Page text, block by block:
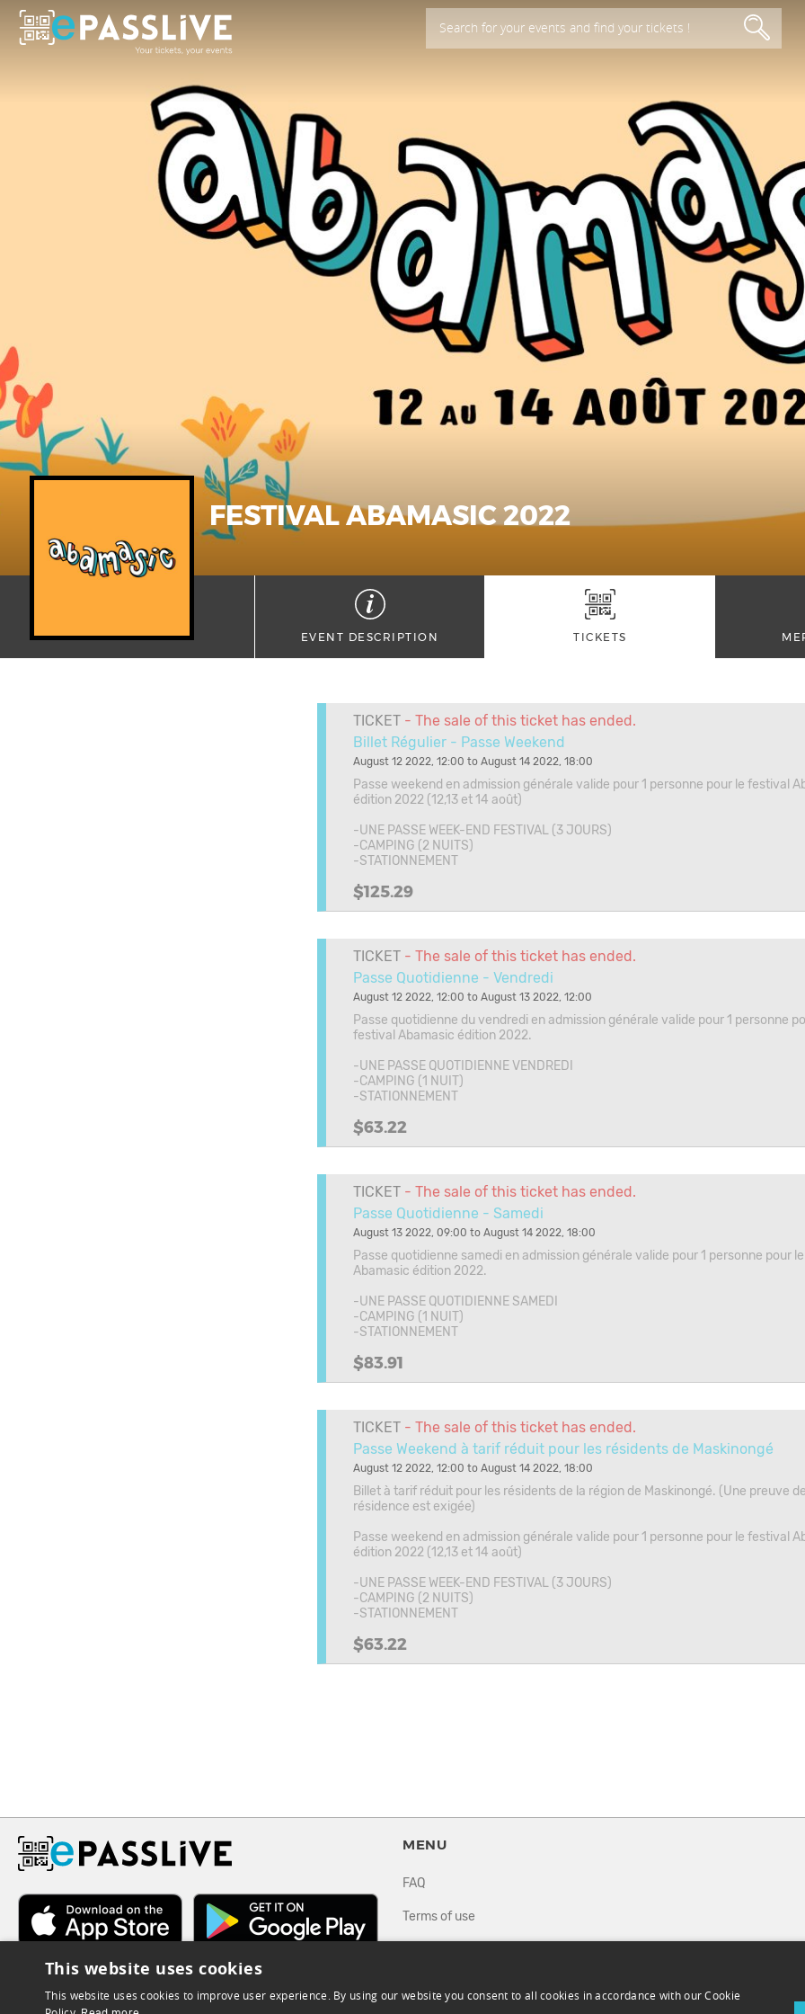
Search for your events and find your tickets !
FESTIVAL ABAMASIC 2022
EVENT DESCRIPTION TICKETS
TICKET- The sale of this ticket has ended.
Billet Régulier - Passe Weekend
August 12 2022, 12:00 to August 14 2022, 18:00
Passe weekend en admission générale valide pour 1 personne pour le festival
édition 2022 (12,13 et 14 août)
-UNE PASSE WEEK-END FESTIVAL (3 JOURS)
-CAMPING (2 NUITS)
-STATIONNEMENT
$125.29
TICKET- The sale of this ticket has ended.
Passe Quotidienne - Vendredi
August 12 2022, 12:00 to August 13 2022, 12:00
Passe quotidienne du vendredi en admission générale valide pour 1 personne
festival Abamasic édition 2022.
-UNE PASSE QUOTIDIENNE VENDREDI
-CAMPING (1 NUIT)
-STATIONNEMENT
$63.22
TICKET- The sale of this ticket has ended.
Passe Quotidienne - Samedi
August 13 2022, 09:00 to August 14 2022, 18:00
Passe quotidienne samedi en admission générale valide pour 1 personne pour
Abamasic édition 2022.
-UNE PASSE QUOTIDIENNE SAMEDI
-CAMPING (1 NUIT)
-STATIONNEMENT
$83.91
TICKET- The sale of this ticket has ended.
Passe Weekend à tarif réduit pour les résidents de Maskinongé
August 12 2022, 12:00 to August 14 2022, 18:00
Billet à tarif réduit pour les résidents de la région de Maskinongé. (Une preuve de
résidence est exigée)
Passe weekend en admission générale valide pour 1 personne pour le festival
édition 2022 (12,13 et 14 août)
-UNE PASSE WEEK-END FESTIVAL (3 JOURS)
-CAMPING (2 NUITS)
-STATIONNEMENT
$63.22
MENU
FAQ
Terms of use
This website uses cookies
This website uses cookies to improve user experience. By using our website you consent to all cookies in accordance with our Cookie